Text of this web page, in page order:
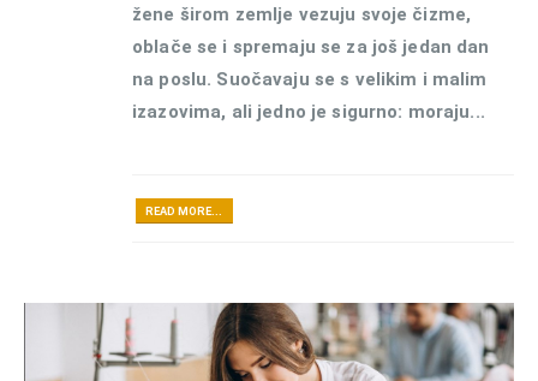
žene širom zemlje vezuju svoje čizme,
oblače se i spremaju se za još jedan dan
na poslu. Suočavaju se s velikim i malim
izazovima, ali jedno je sigurno: moraju...
READ MORE...